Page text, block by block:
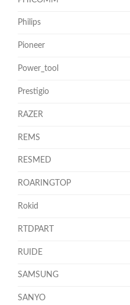
Philips
Pioneer
Power_tool
Prestigio
RAZER
REMS
RESMED
ROARINGTOP
Rokid
RTDPART
RUIDE
SAMSUNG
SANYO